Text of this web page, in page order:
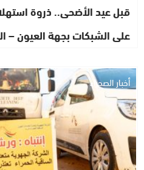
قبل عيد الأضحى.. ذروة
على الشبكات بجهة العيون –
أخبار الصحراء